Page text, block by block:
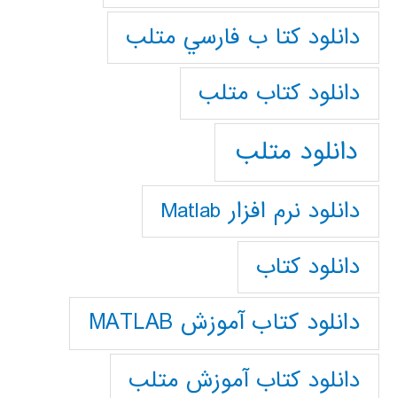
دانلود كتا ب فارسي متلب
دانلود كتاب متلب
دانلود متلب
دانلود نرم افزار Matlab
دانلود کتاب
دانلود کتاب آموزش MATLAB
دانلود کتاب آموزش متلب